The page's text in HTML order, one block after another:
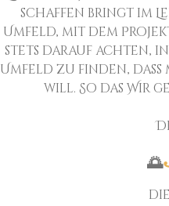
schaffen bringt im
Umfeld, mit dem
stets darauf achten,
Umfeld zu finden,
will. So das Wir
🌅